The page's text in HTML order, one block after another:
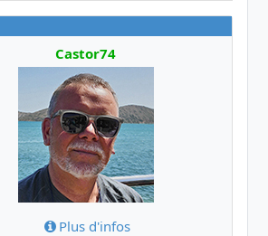
Castor74
Plus d'infos